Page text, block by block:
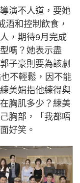
演不人道，要她
酒和控制飲食，
，期待9月完成
嗎？她表示盡
子豪則要為該劇
不輕鬆，因不能
美娟指他練得與
胸肌多少？練美
胸部，「我都唔
好笑。